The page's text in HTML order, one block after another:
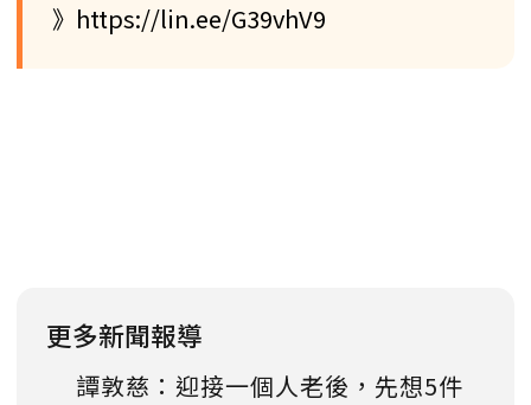
》https://lin.ee/G39vhV9
更多新聞報導
譚敦慈：迎接一個人老後，先想5件